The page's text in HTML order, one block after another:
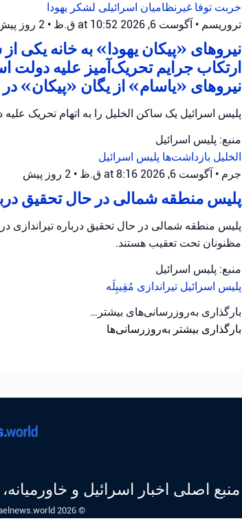
خربت توفا غیرنظامیان اسرائیلی لشکر یهودا
تروریسم • آگوست 6, 2026 at 10:52 ق.ظ • 2 روز پیش
نیروهای «پیکان یهودا» به خانه یکی
ارتکاب جرایم تحریک‌آمیز علیه دولت
نیروهای «یاسام» از یگان «پیکان» در
پلیس اسرائیل یک ساکن الخلیل را به اتهام تحریک
منبع: پلیس اسرائیل
الخلیل بازداشت‌ها پلیس اسرائیل
جرم • آگوست 6, 2026 at 8:16 ق.ظ • 2 روز پیش
پلیس منطقه شمالی در حال تحقیق
پلیس منطقه شمالی در حال تحقیق درباره
مظنونان تحت تعقیب هستند.
منبع: پلیس اسرائیل
پلیس اسرائیل تیراندازی مُقِیبِلَه
بارگذاری به‌روزرسانی‌های بیشتر…
بارگذاری بیشتر به‌روزرسانی‌ها
منبع اصلی اخبار اسرائیل و
© 2026 israelnews.world. تمام حقوق محفوظ است.